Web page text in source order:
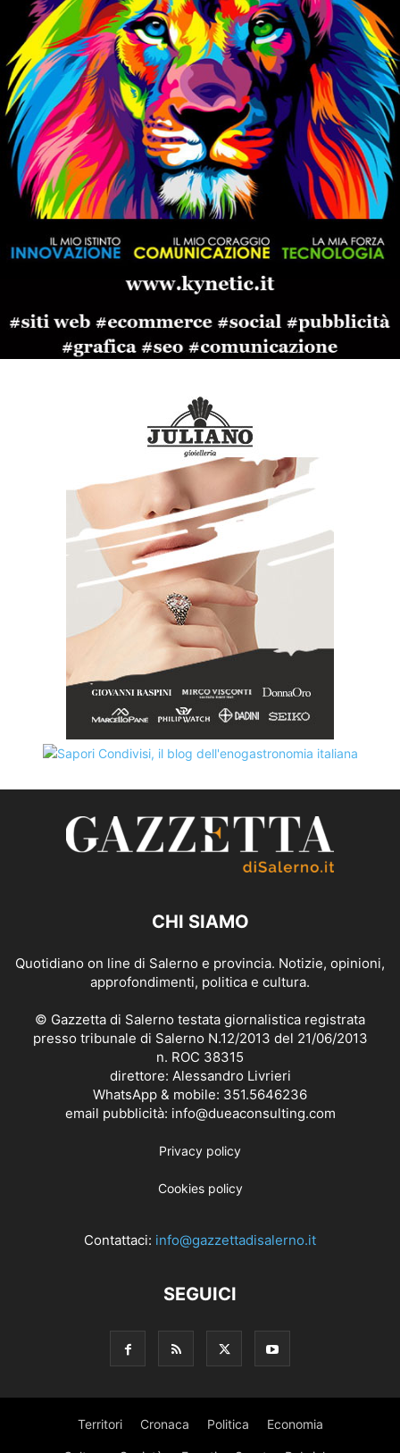
CHI SIAMO
Quotidiano on line di Salerno e provincia. Notizie, opinioni,
approfondimenti, politica e cultura.
© Gazzetta di Salerno testata giornalistica registrata
presso tribunale di Salerno N.12/2013 del 21/06/2013
n. ROC 38315
direttore: Alessandro Livrieri
WhatsApp & mobile: 351.5646236
email pubblicità: info@dueaconsulting.com
Privacy policy
Cookies policy
Contattaci: info@gazzettadisalerno.it
SEGUICI
Territori Cronaca Politica Economia